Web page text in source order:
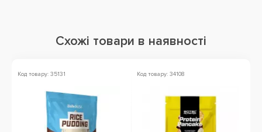
Схожі товари в наявності
Код товару: 35131 Код товару: 34108